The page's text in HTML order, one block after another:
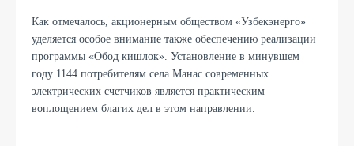
Как отмечалось, акционерным обществом «Узбекэнерго»
уделяется особое внимание также обеспечению реализации
программы «Обод кишлок». Установление в минувшем
году 1144 потребителям села Манас современных
электрических счетчиков является практическим
воплощением благих дел в этом направлении.